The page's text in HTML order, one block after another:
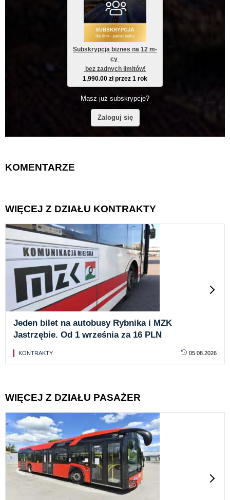
Subskrypcja biznes na 12 m-
cy
bez żadnych limitów!
1,990.00 zł przez 1 rok
Masz już subskrypcję?
Zaloguj się
KOMENTARZE
WIĘCEJ Z DZIAŁU KONTRAKTY
Jeden bilet na autobusy Rybnika i MZK
Jastrzębie. Od 1 września za 16 PLN
KONTRAKTY 05.08.2026
WIĘCEJ Z DZIAŁU PASAŻER